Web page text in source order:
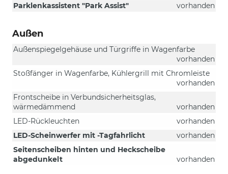
Parklenkassistent "Park Assist"
vorhanden
Außen
Außenspiegelgehäuse und Türgriffe in Wagenfarbe
vorhanden
Stoßfänger in Wagenfarbe, Kühlergrill mit Chromleiste
vorhanden
Frontscheibe in Verbundsicherheitsglas,
wärmedämmend
vorhanden
LED-Rückleuchten
vorhanden
LED-Scheinwerfer mit -Tagfahrlicht
vorhanden
Seitenscheiben hinten und Heckscheibe
abgedunkelt
vorhanden